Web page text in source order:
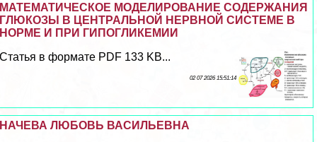
МАТЕМАТИЧЕСКОЕ МОДЕЛИРОВАНИЕ СОДЕРЖАНИЯ
ГЛЮКОЗЫ В ЦЕНТРАЛЬНОЙ НЕРВНОЙ СИСТЕМЕ В
НОРМЕ И ПРИ ГИПОГЛИКЕМИИ
Статья в формате PDF 133 KB...
02 07 2026 15:51:14
НАЧЕВА ЛЮБОВЬ ВАСИЛЬЕВНА